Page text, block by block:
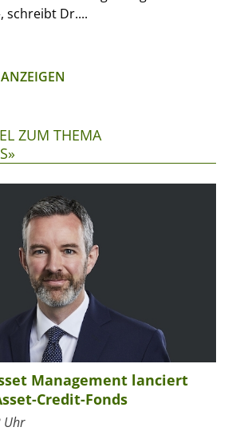
schreibt Dr....
ZUM THEMA
Management lanciert
Credit-Fonds
Uhr